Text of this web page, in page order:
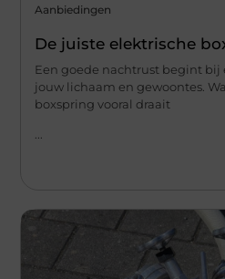
Aanbiedingen
De juiste elektrische
Een goede nachtrust begint bij
jouw lichaam en gewoontes.
boxspring vooral draait
...